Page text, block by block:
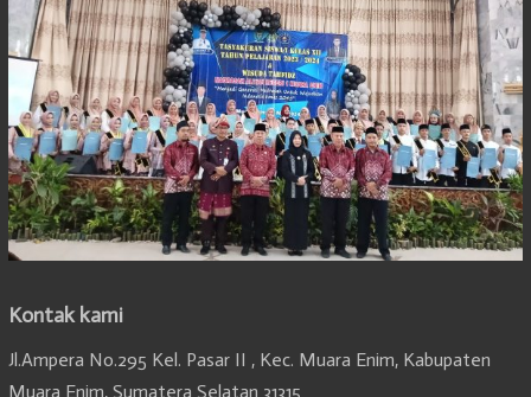
Kontak kami
Jl.Ampera No.295 Kel. Pasar II , Kec. Muara Enim, Kabupaten
Muara Enim, Sumatera Selatan 31315